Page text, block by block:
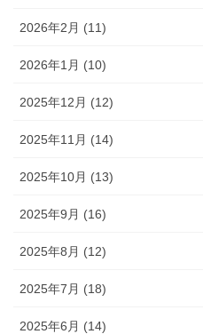
2026年2月 (11)
2026年1月 (10)
2025年12月 (12)
2025年11月 (14)
2025年10月 (13)
2025年9月 (16)
2025年8月 (12)
2025年7月 (18)
2025年6月 (14)